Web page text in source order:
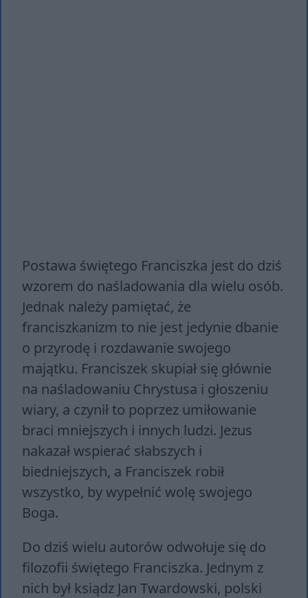
Postawa świętego Franciszka jest do dziś
wzorem do naśladowania dla wielu osób.
Jednak należy pamiętać, że
franciszkanizm to nie jest jedynie dbanie
o przyrodę i rozdawanie swojego
majątku. Franciszek skupiał się głównie
na naśladowaniu Chrystusa i głoszeniu
wiary, a czynił to poprzez umiłowanie
braci mniejszych i innych ludzi. Jezus
nakazał wspierać słabszych i
biedniejszych, a Franciszek robił
wszystko, by wypełnić wolę swojego
Boga.
Do dziś wielu autorów odwołuje się do
filozofii świętego Franciszka. Jednym z
nich był ksiądz Jan Twardowski, polski